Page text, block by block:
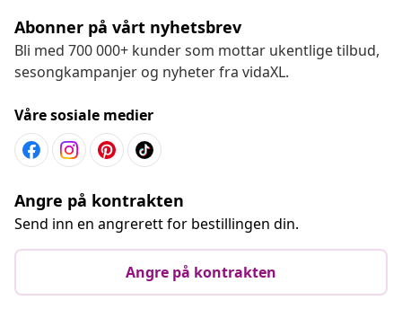
Abonner på vårt nyhetsbrev
Bli med 700 000+ kunder som mottar ukentlige tilbud,
sesongkampanjer og nyheter fra vidaXL.
Våre sosiale medier
Angre på kontrakten
Send inn en angrerett for bestillingen din.
Angre på kontrakten